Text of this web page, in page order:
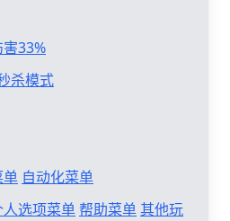
33%
杀模式
单 自动化菜单
人选项菜单帮助菜单其他玩